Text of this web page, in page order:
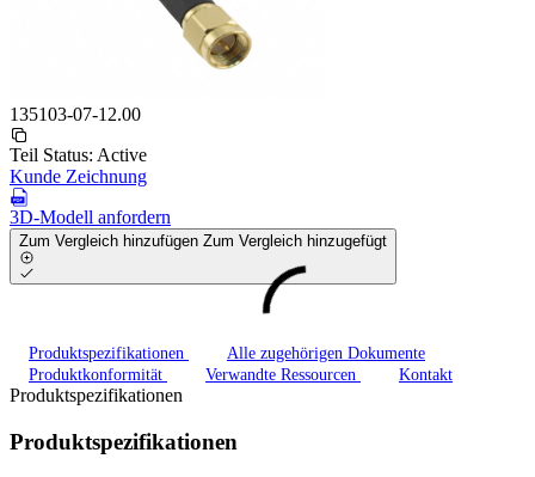
135103-07-12.00
Teil Status: Active
Kunde Zeichnung
3D-Modell anfordern
Zum Vergleich hinzufügen Zum Vergleich hinzugefügt
Produktspezifikationen
Alle zugehörigen Dokumente
Produktkonformität
Verwandte Ressourcen Kontakt
Produktspezifikationen
Produktspezifikationen